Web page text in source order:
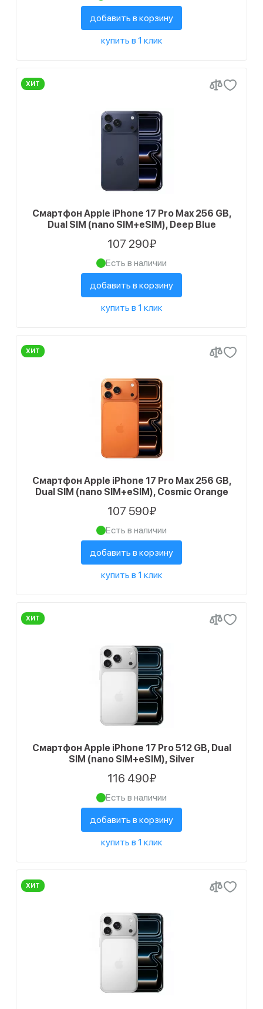
добавить в корзину
купить в 1 клик
ХИТ
Смартфон Apple iPhone 17 Pro Max 256 GB,
Dual SIM (nano SIM+eSIM), Deep Blue
107 290₽
Есть в наличии
добавить в корзину
купить в 1 клик
ХИТ
Смартфон Apple iPhone 17 Pro Max 256 GB,
Dual SIM (nano SIM+eSIM), Cosmic Orange
107 590₽
Есть в наличии
добавить в корзину
купить в 1 клик
ХИТ
Смартфон Apple iPhone 17 Pro 512 GB, Dual
SIM (nano SIM+eSIM), Silver
116 490₽
Есть в наличии
добавить в корзину
купить в 1 клик
ХИТ